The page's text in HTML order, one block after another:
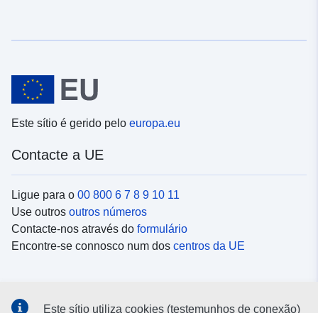
Este sítio é gerido pelo europa.eu
Contacte a UE
Ligue para o 00 800 6 7 8 9 10 11
Use outros outros números
Contacte-nos através do formulário
Encontre-se connosco num dos centros da UE
Este sítio utiliza cookies (testemunhos de conexão)